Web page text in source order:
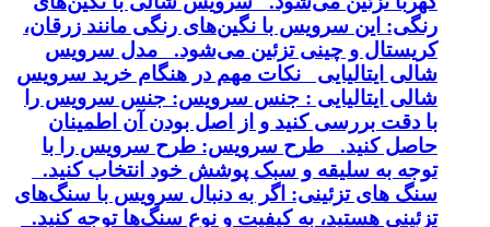
رنگی: این سرویس با نگین‌های رنگی مانند زرقان،
کریستال و چینی تزئین می‌شود. مدل سرویس
شالی ایتالیایی نکات مهم در هنگام خرید سرویس
شالی ایتالیایی : جنس سرویس: جنس سرویس را
با دقت بررسی کنید و از اصل بودن آن اطمینان
حاصل کنید. طرح سرویس: طرح سرویس را با
توجه به سلیقه و سبک پوشش خود انتخاب کنید.
سنگ های تزئینی: اگر به دنبال سرویس با سنگ‌های
تزئینی هستید، به کیفیت و نوع سنگ‌ها توجه کنید.